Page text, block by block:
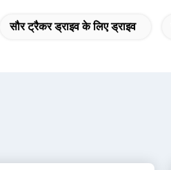
सौर ट्रैकर ड्राइव के लिए ड्राइव